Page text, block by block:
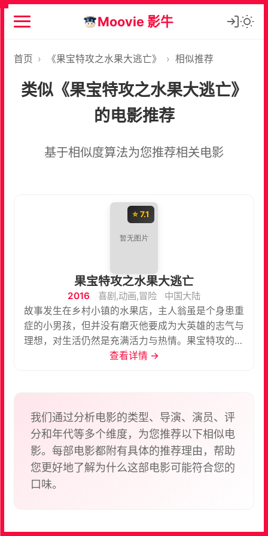
Moovie 影牛
首页 › 《果宝特攻之水果大逃亡》 › 相似推荐
类似《果宝特攻之水果大逃亡》
的电影推荐
基于相似度算法为您推荐相关电影
⭐ 7.1
果宝特攻之水果大逃亡
2016 喜剧,动画,冒险
中国大陆
故事发生在乡村小镇的水果店，主人翁虽是个身患重
症的小男孩，但并没有磨灭他要成为大英雄的志气与
理想，对生活仍然是充满活力与热情。果宝特攻的橙
留香偶然地闯入小男 孩家里经营的水果超市，誓要带
查看详情 →
我们通过分析电影的类型、导演、演员、评
分和年代等多个维度，为您推荐以下相似电
影。每部电影都附有具体的推荐理由，帮助
您更好地了解为什么这部电影可能符合您的
口味。